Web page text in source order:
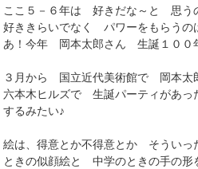
ここ５－６年は 好きだな～と 思う
好ききらいでなく パワーをもらうの
あ！今年 岡本太郎さん 生誕１００
３月から 国立近代美術館で 岡本
六本木ヒルズで 生誕パーティがあ
するみたい♪
絵は、得意とか不得意とか そうい
ときの似顔絵と 中学のときの手の